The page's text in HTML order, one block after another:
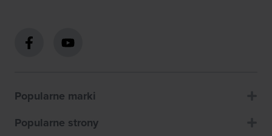
Popularne marki
Popularne strony